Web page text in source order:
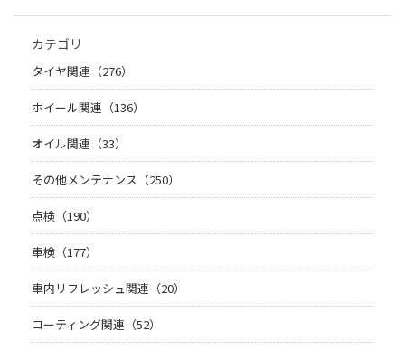
カテゴリ
タイヤ関連（276）
ホイール関連（136）
オイル関連（33）
その他メンテナンス（250）
点検（190）
車検（177）
車内リフレッシュ関連（20）
コーティング関連（52）